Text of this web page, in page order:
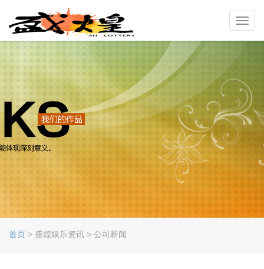
首页 > 盛煌娱乐资讯 > 公司新闻